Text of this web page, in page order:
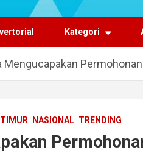
Kategori
Mengucapakan
NASIONAL TRENDING